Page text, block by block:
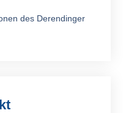
des Derendinger